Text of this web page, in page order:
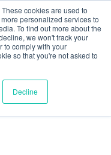
cookies are used to
personalized services to
To find out more about the
we won't track your
to comply with your
so that you're not asked to
Decline